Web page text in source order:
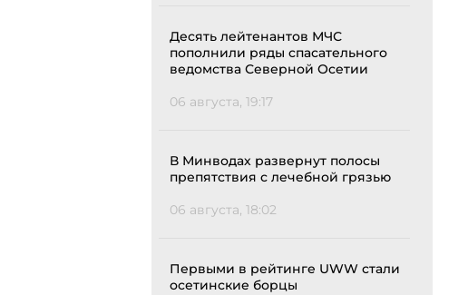
Десять лейтенантов МЧС
пополнили ряды спасательного
ведомства Северной Осетии
06 августа, 19:17
В Минводах развернут полосы
препятствия с лечебной грязью
06 августа, 18:02
Первыми в рейтинге UWW стали
осетинские борцы